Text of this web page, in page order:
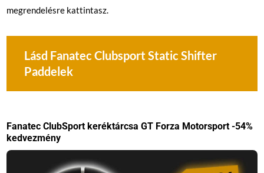
megrendelésre kattintasz.
Lásd Fanatec Clubsport Static Shifter
Paddelek
Fanatec ClubSport keréktárcsa GT Forza Motorsport -54%
kedvezmény